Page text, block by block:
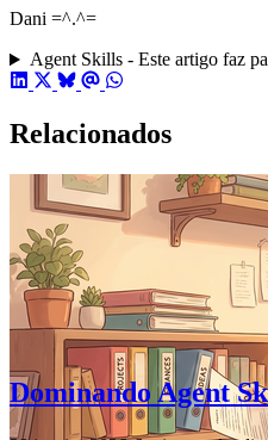
Dani =^.^=
Agent Skills - Este artigo faz
Relacionados
Dominando Agent